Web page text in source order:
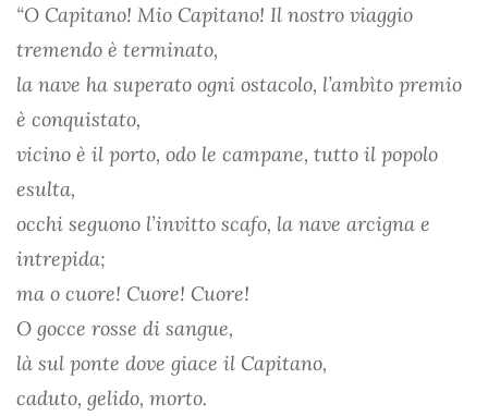
“O Capitano! Mio Capitano! Il nostro viaggio
tremendo è terminato,
la nave ha superato ogni ostacolo, l’ambìto premio
è conquistato,
vicino è il porto, odo le campane, tutto il popolo
esulta,
occhi seguono l’invitto scafo, la nave arcigna e
intrepida;
ma o cuore! Cuore! Cuore!
O gocce rosse di sangue,
là sul ponte dove giace il Capitano,
caduto, gelido, morto.